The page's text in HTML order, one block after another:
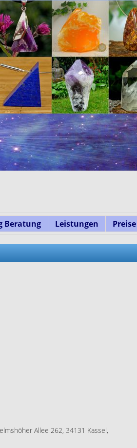
Beratung Leistungen Preise
Allee 262, 34131 Kassel,